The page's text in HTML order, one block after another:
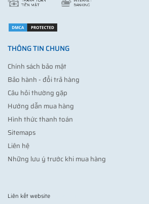
THÔNG TIN CHUNG
Chính sách bảo mật
Bảo hành - đổi trả hàng
Câu hỏi thường gặp
Hướng dẫn mua hàng
Hình thức thanh toán
Sitemaps
Liên hệ
Những lưu ý trước khi mua hàng
Liên kết website